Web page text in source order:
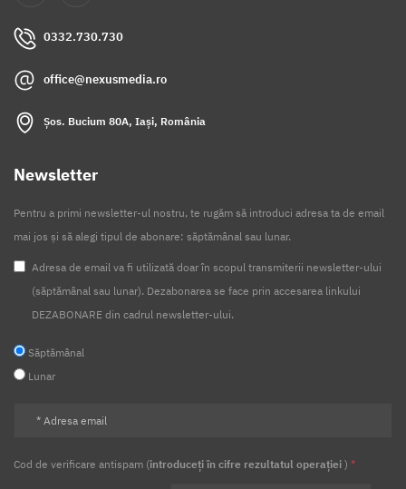
0332.730.730
office@nexusmedia.ro
Șos. Bucium 80A, Iași, România
Newsletter
Pentru a primi newsletter-ul nostru, te rugăm să introduci adresa ta de email
mai jos și să alegi tipul de abonare: săptămânal sau lunar.
Adresa de email va fi utilizată doar în scopul transmiterii newsletter-ului
(săptămânal sau lunar). Dezabonarea se face prin accesarea linkului
DEZABONARE din cadrul newsletter-ului.
Săptămânal
Lunar
Cod de verificare antispam (introduceți în cifre rezultatul operației ) *